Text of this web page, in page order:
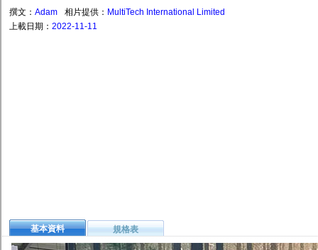
撰文： Adam 相片提供： MultiTech International Limited
上載日期： 2022-11-11
基本資料 規格表